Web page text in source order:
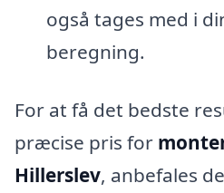
også tages med i
beregning.
For at få det bedste
præcise pris for
Hillerslev, anbefales